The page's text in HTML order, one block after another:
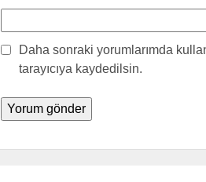
Daha sonraki yorumlarımda
tarayıcıya kaydedilsin.